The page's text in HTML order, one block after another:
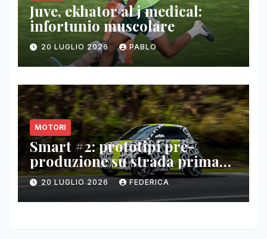
Juve, ekhator al j medical:
infortunio muscolare
20 LUGLIO 2026 PABLO
MOTORI
Smart #2: prototipi pre-
produzione su strada prima
del paris motor show 2026
20 LUGLIO 2026 FEDERICA